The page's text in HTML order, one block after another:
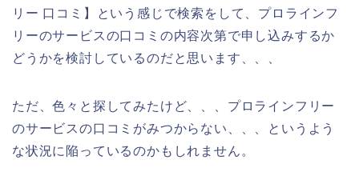
リー 口コミ】という感じで検索をして、プロラインフ
リーのサービスの口コミの内容次第で申し込みするか
どうかを検討しているのだと思います、、、
ただ、色々と探してみたけど、、、プロラインフリー
のサービスの口コミがみつからない、、、というよう
な状況に陥っているのかもしれません。